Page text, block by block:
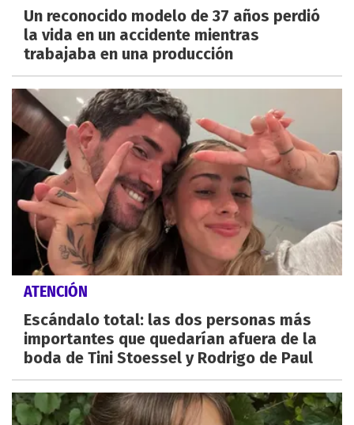
Un reconocido modelo de 37 años perdió
la vida en un accidente mientras
trabajaba en una producción
ATENCIÓN
Escándalo total: las dos personas más
importantes que quedarían afuera de la
boda de Tini Stoessel y Rodrigo de Paul